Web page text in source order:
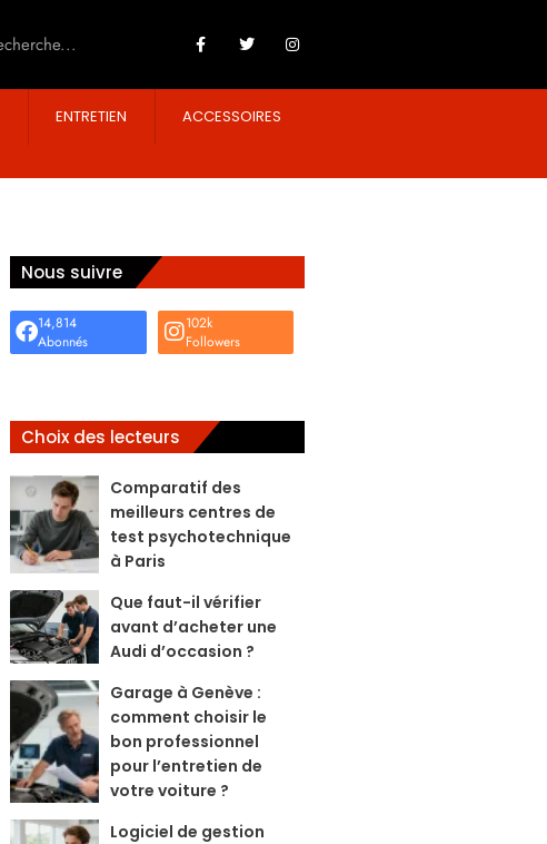
ENTRETIEN ACCESSOIRES
Nous suivre
14,814
Abonnés
102k
Followers
Choix des lecteurs
Comparatif des
meilleurs centres de
test psychotechnique
à Paris
Que faut-il vérifier
avant d’acheter une
Audi d’occasion ?
Garage à Genève :
comment choisir le
bon professionnel
pour l’entretien de
votre voiture ?
Logiciel de gestion